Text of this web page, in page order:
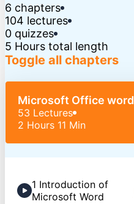
6 chapters
104 lectures
0 quizzes
5 Hours total length
Toggle all chapters
Microsoft Office word
53 Lectures
2 Hours 11 Min
1 Introduction of
Microsoft Word